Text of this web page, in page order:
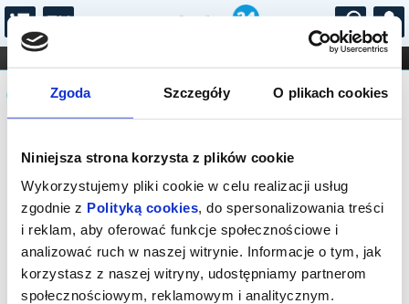
Zgoda Szczegóły O plikach cookies
Niniejsza strona korzysta z plików cookie
Wykorzystujemy pliki cookie w celu realizacji usług
zgodnie z Polityką cookies, do spersonalizowania treści
i reklam, aby oferować funkcje społecznościowe i
analizować ruch w naszej witrynie. Informacje o tym, jak
korzystasz z naszej witryny, udostępniamy partnerom
społecznościowym, reklamowym i analitycznym.
...
FILHARMONIA OPERA I BALET
STAND-UP
DLA DZIECI
Komunikat
Sprzedaż on-line została zakończona,
sprawdź dostępność biletów w kasie.